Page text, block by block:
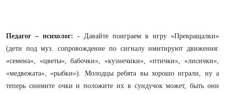
Педагог – психолог: - Давайте поиграем в игру «Превращалки»
(дети под муз. сопровождение по сигналу имитируют движения:
«семена», «цветы», бабочки», «кузнечики», «птички», «лисички»,
«медвежата», «рыбки»). Молодцы ребята вы хорошо играли, ну а
теперь снимите очки и положите их в сундучок может, быть они